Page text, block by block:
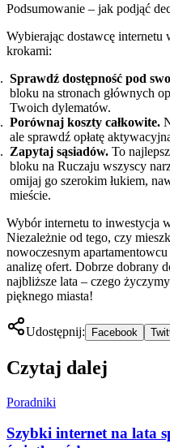
Podsumowanie – jak podjąć
Wybierając dostawcę
krokami:
Sprawdź dostępność pod
bloku na stronach głównych
Twoich dylematów.
Porównaj koszty całkowite.
ale sprawdź opłatę
Zapytaj sąsiadów. To
bloku na Ruczaju wszyscy
omijaj go szerokim łukiem,
mieście.
Wybór internetu to inwestycja
Niezależnie od tego, czy
nowoczesnym
analizę ofert. Dobrze dobrany
najbliższe lata – czego
pięknego miasta!
Udostępnij: Facebook
Czytaj dalej
Poradniki
Szybki internet na lata